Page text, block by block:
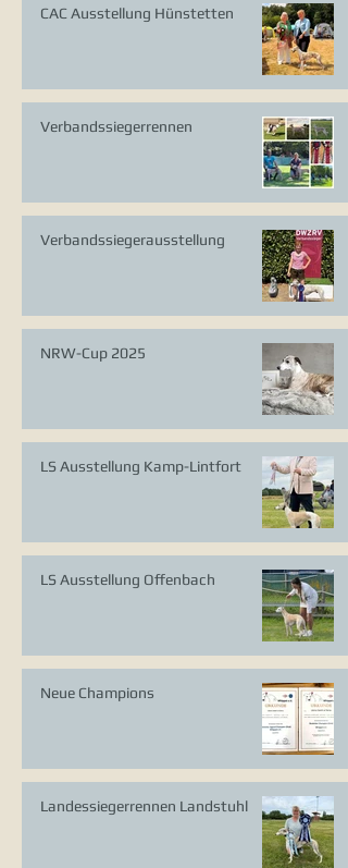
CAC Ausstellung Hünstetten
Verbandssiegerrennen
Verbandssiegerausstellung
NRW-Cup 2025
LS Ausstellung Kamp-Lintfort
LS Ausstellung Offenbach
Neue Champions
Landessiegerrennen Landstuhl